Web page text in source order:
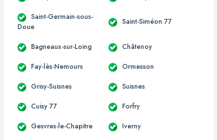
Saint-Germain-sous-
Doue
Saint-Siméon 77
Bagneaux-sur-Loing Châtenoy
Fay-lès-Nemours Ormesson
Grisy-Suisnes Suisnes
Cuisy 77 Forfry
Gesvres-le-Chapitre Iverny